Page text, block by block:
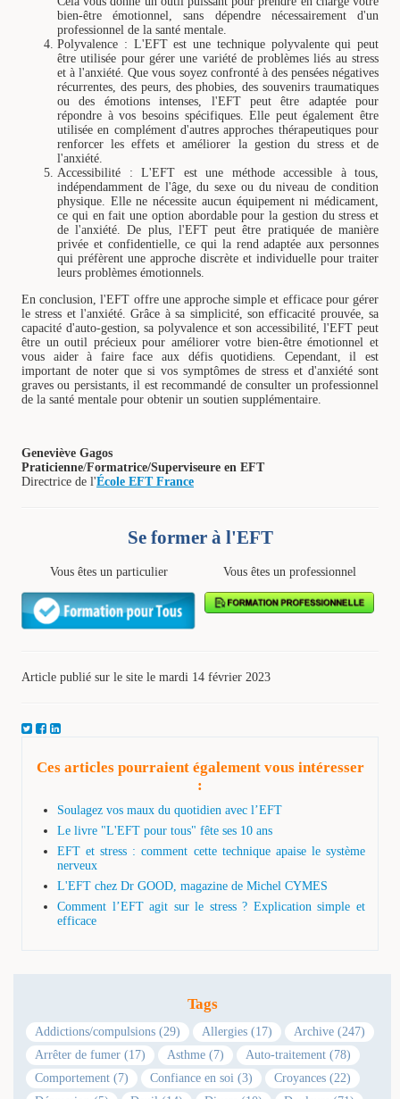
bien-être émotionnel, sans dépendre nécessairement d'un
professionnel de la santé mentale.
Polyvalence : L'EFT est une technique polyvalente qui peut
être utilisée pour gérer une variété de problèmes liés au stress
et à l'anxiété. Que vous soyez confronté à des pensées négatives
récurrentes, des peurs, des phobies, des souvenirs traumatiques
ou des émotions intenses, l'EFT peut être adaptée pour
répondre à vos besoins spécifiques. Elle peut également être
utilisée en complément d'autres approches thérapeutiques pour
renforcer les effets et améliorer la gestion du stress et de
l'anxiété.
Accessibilité : L'EFT est une méthode accessible à tous,
indépendamment de l'âge, du sexe ou du niveau de condition
physique. Elle ne nécessite aucun équipement ni médicament,
ce qui en fait une option abordable pour la gestion du stress et
de l'anxiété. De plus, l'EFT peut être pratiquée de manière
privée et confidentielle, ce qui la rend adaptée aux personnes
qui préfèrent une approche discrète et individuelle pour traiter
leurs problèmes émotionnels.
En conclusion, l'EFT offre une approche simple et efficace pour gérer
le stress et l'anxiété. Grâce à sa simplicité, son efficacité prouvée, sa
capacité d'auto-gestion, sa polyvalence et son accessibilité, l'EFT peut
être un outil précieux pour améliorer votre bien-être émotionnel et
vous aider à faire face aux défis quotidiens. Cependant, il est
important de noter que si vos symptômes de stress et d'anxiété sont
graves ou persistants, il est recommandé de consulter un professionnel
de la santé mentale pour obtenir un soutien supplémentaire.
Geneviève Gagos
Praticienne/Formatrice/Superviseure en EFT
Directrice de l'École EFT France
Se former à l'EFT
Vous êtes un particulier Vous êtes un professionnel
Article publié sur le site le mardi 14 février 2023
Ces articles pourraient également vous intéresser
:
Soulagez vos maux du quotidien avec l’EFT
Le livre "L'EFT pour tous" fête ses 10 ans
EFT et stress : comment cette technique apaise le système
nerveux
L'EFT chez Dr GOOD, magazine de Michel CYMES
Comment l’EFT agit sur le stress ? Explication simple et
efficace
Tags
Addictions/compulsions (29) Allergies (17)
Archive (247)
Arrêter de fumer (17)
Asthme (7)
Auto-traitement (78)
Comportement (7)
Confiance en soi (3)
Croyances (22)